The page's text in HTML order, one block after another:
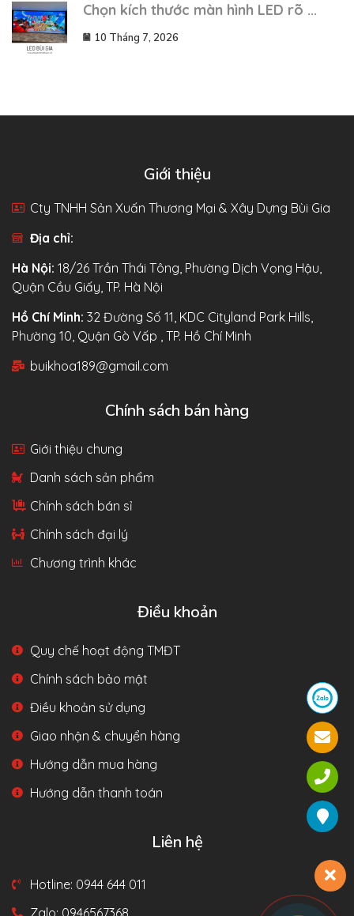
Chọn kích thước màn hình LED rõ ...
10 Tháng 7, 2026
Giới thiệu
Cty TNHH Sản Xuấn Thương Mại & Xây Dựng Bùi Gia
Địa chỉ:
Hà Nội: 18/26 Trần Thái Tông, Phường Dịch Vọng Hậu,
Quận Cầu Giấy, TP. Hà Nội
Hồ Chí Minh: 32 Đường Số 11, KDC Cityland Park Hills,
Phường 10, Quận Gò Vấp , TP. Hồ Chí Minh
buikhoa189@gmail.com
Chính sách bán hàng
Giới thiệu chung
Danh sách sản phẩm
Chính sách bán sỉ
Chính sách đại lý
Chương trình khác
Điều khoản
Quy chế hoạt động TMĐT
Chính sách bảo mật
Điều khoản sử dụng
Giao nhận & chuyển hàng
Hướng dẫn mua hàng
Hướng dẫn thanh toán
Liên hệ
Hotline: 0944 644 011
Zalo: 0946567368